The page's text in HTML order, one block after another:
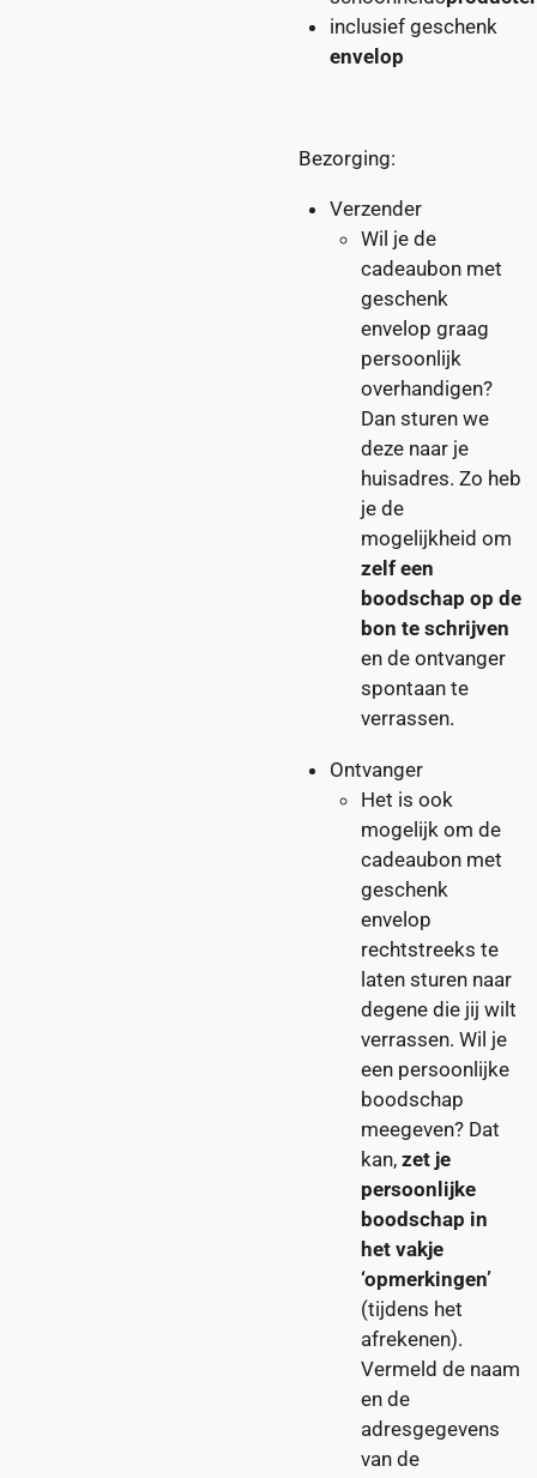
inclusief geschenk
envelop
Bezorging:
Verzender
Wil je de
cadeaubon met
geschenk
envelop graag
persoonlijk
overhandigen?
Dan sturen we
deze naar je
huisadres. Zo heb
je de
mogelijkheid om
zelf een
boodschap op de
bon te schrijven
en de ontvanger
spontaan te
verrassen.
Ontvanger
Het is ook
mogelijk om de
cadeaubon met
geschenk
envelop
rechtstreeks te
laten sturen naar
degene die jij wilt
verrassen. Wil je
een persoonlijke
boodschap
meegeven? Dat
kan, zet je
persoonlijke
boodschap in
het vakje
‘opmerkingen’
(tijdens het
afrekenen).
Vermeld de naam
en de
adresgegevens
van de